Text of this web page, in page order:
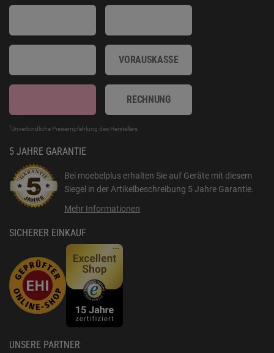
VORAUSKASSE
RECHNUNG
*Unverbindliche Preisempfehlung des Herstellers
5 JAHRE GARANTIE
Bei moebelplus erhalten Sie auf Geräte mit diesem
Siegel in der Artikelbeschreibung 5 Jahre Garantie.
Mehr Informationen
SICHERER EINKAUF
UNSERE PARTNER